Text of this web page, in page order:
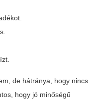
de hátránya, hogy nincs
hogy jó minőségű